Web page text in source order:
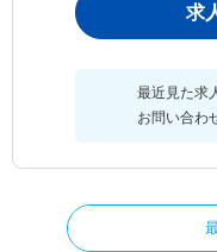
求
最近見た求
お問い合わ